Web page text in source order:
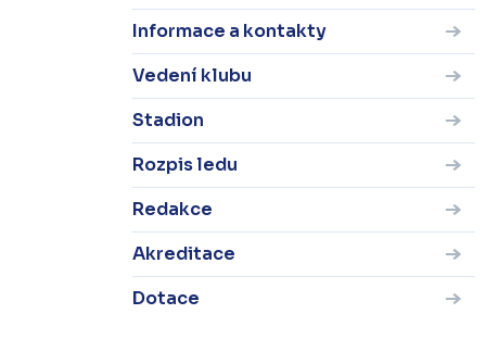
Informace a kontakty
Vedení klubu
Stadion
Rozpis ledu
Redakce
Akreditace
Dotace